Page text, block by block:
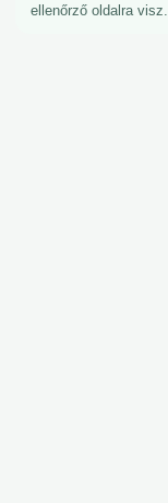
ellenőrző oldalra visz.